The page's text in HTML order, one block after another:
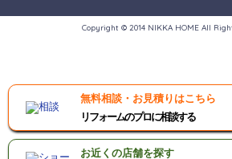
Copyright © 2014 NIKKA HOME All
無料相談・お見積りはこちら
リフォームのプロに相談する
お近くの店舗を探す